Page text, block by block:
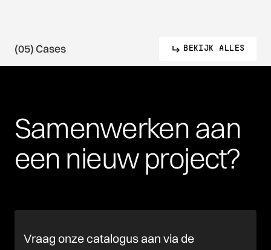
(05) Cases BEKIJK ALLES
Samenwerken aan
een nieuwproject?
Vraag onze catalogus aan via de